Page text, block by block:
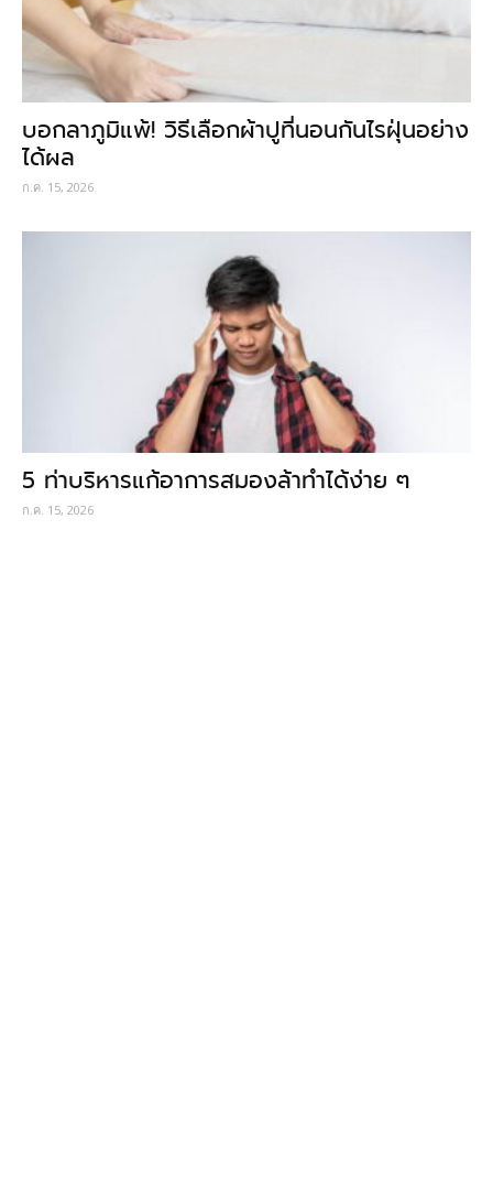
บอกลาภูมิแพ้! วิธีเลือกผ้าปูที่นอนกันไรฝุ่นอย่าง
ได้ผล
ก.ค. 15, 2026
5 ท่าบริหารแก้อาการสมองล้าทำได้ง่าย ๆ
ก.ค. 15, 2026